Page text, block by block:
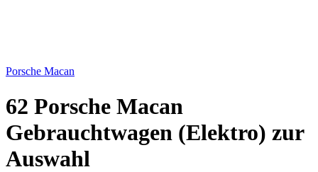
Porsche Macan
62 Porsche Macan
Gebrauchtwagen (Elektro) zur
Auswahl